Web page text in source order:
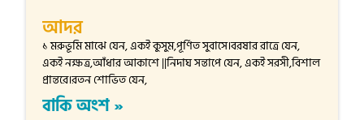
আদর
১ মরুভূমি মাঝে যেন, একই কুসুম,পূর্ণিত সুবাসে।বরষার রাত্রে যেন,
একই নক্ষত্র,আঁধার আকাশে ||নিদাঘ সন্তাপে যেন, একই সরসী,বিশাল
প্রান্তরে।রতন শোভিত যেন,
বাকি অংশ »